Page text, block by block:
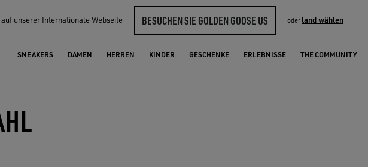
unserer Internationale Webseite BESUCHEN SIE GOLDEN GOOSE US oder land wählen
SNEAKERS DAMEN HERREN KINDER GESCHENKE ERLEBNISSE THE COMMUNITY